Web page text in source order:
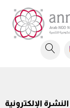
النشرة الإلكترونية